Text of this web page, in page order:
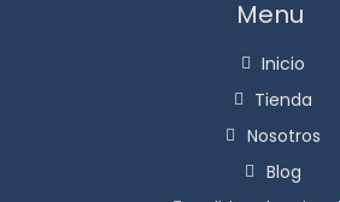
Menu
Inicio
Tienda
Nosotros
Blog